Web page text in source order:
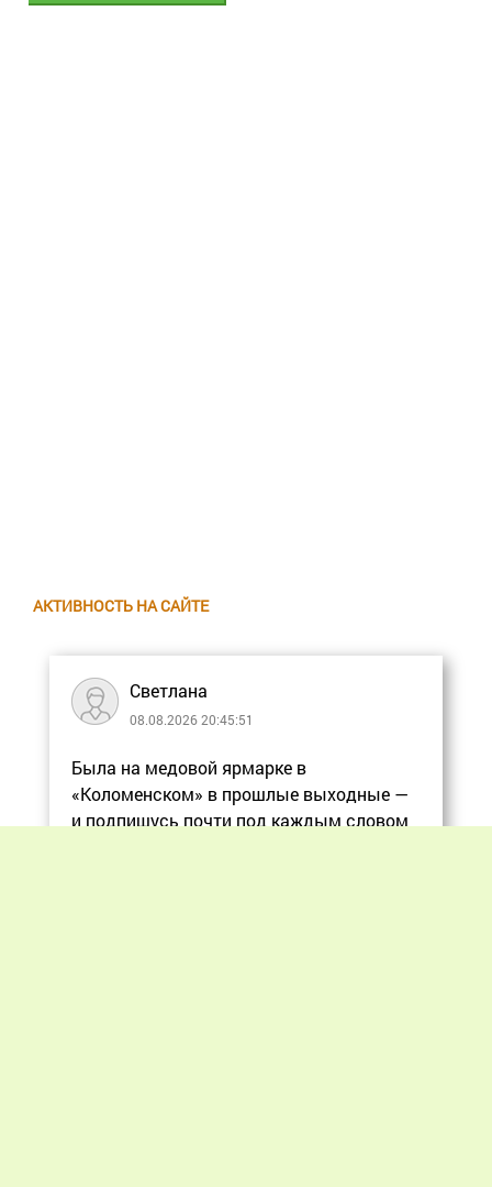
АКТИВНОСТЬ НА САЙТЕ
Светлана
08.08.2026 20:45:51
Была на медовой ярмарке в
«Коломенском» в прошлые выходные —
и подпишусь почти под каждым словом